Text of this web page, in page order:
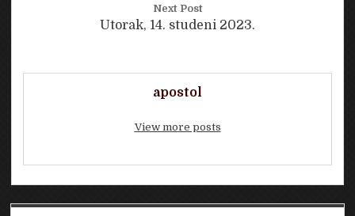
Next Post
Utorak, 14. studeni 2023.
apostol
View more posts